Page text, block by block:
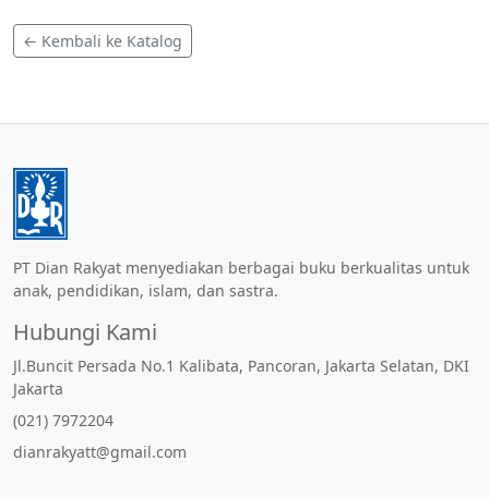
← Kembali ke Katalog
PT Dian Rakyat menyediakan berbagai buku berkualitas untuk
anak, pendidikan, islam, dan sastra.
Hubungi Kami
Jl.Buncit Persada No.1 Kalibata, Pancoran, Jakarta Selatan, DKI
Jakarta
(021) 7972204
dianrakyatt@gmail.com